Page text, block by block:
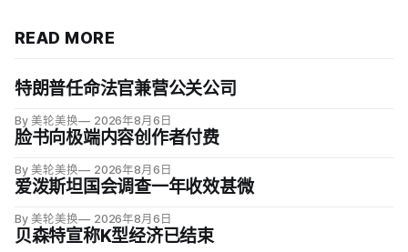
READ MORE
特朗普任命法官兼营公关公司
By 美轮美换 2026年8月6日
脸书向极端内容创作者付费
By 美轮美换 2026年8月6日
爱泼斯坦国会调查一年收效甚微
By 美轮美换 2026年8月6日
贝森特宣称K型经济已结束